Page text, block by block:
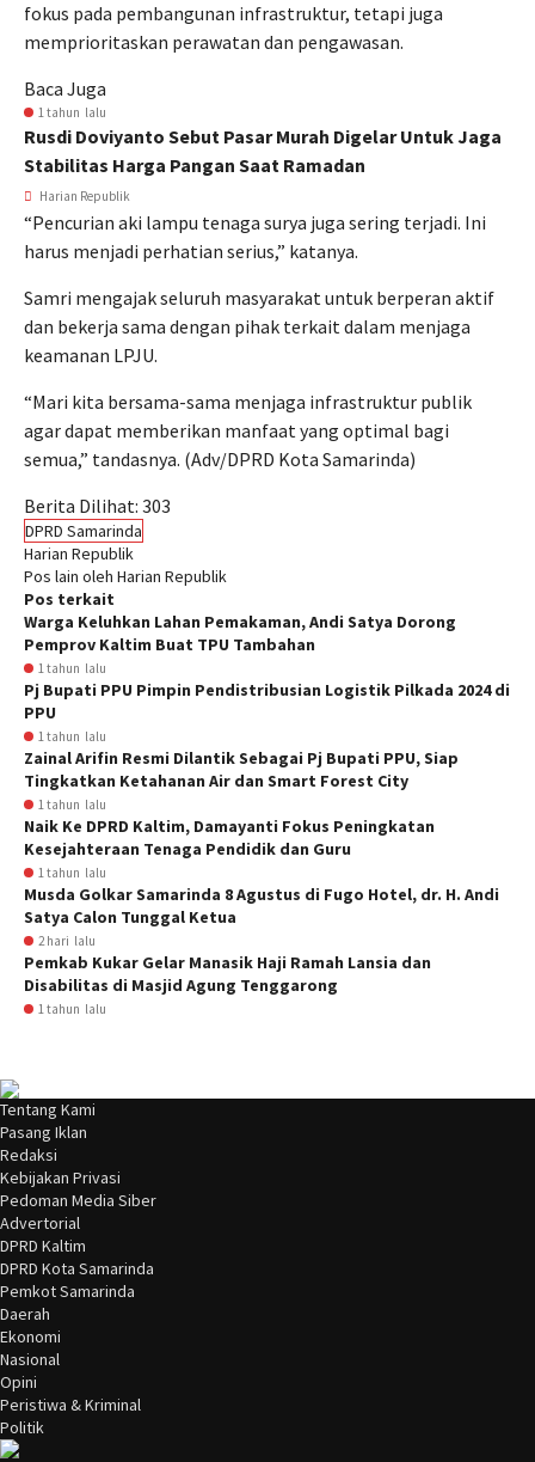
fokus pada pembangunan infrastruktur, tetapi juga
memprioritaskan perawatan dan pengawasan.
Baca Juga
1 tahun lalu
Rusdi Doviyanto Sebut Pasar Murah Digelar Untuk Jaga
Stabilitas Harga Pangan Saat Ramadan
Harian Republik
“Pencurian aki lampu tenaga surya juga sering terjadi. Ini
harus menjadi perhatian serius,” katanya.
Samri mengajak seluruh masyarakat untuk berperan aktif
dan bekerja sama dengan pihak terkait dalam menjaga
keamanan LPJU.
“Mari kita bersama-sama menjaga infrastruktur publik
agar dapat memberikan manfaat yang optimal bagi
semua,” tandasnya. (Adv/DPRD Kota Samarinda)
Berita Dilihat: 303
DPRD Samarinda
Harian Republik
Pos lain oleh Harian Republik
Pos terkait
Warga Keluhkan Lahan Pemakaman, Andi Satya Dorong
Pemprov Kaltim Buat TPU Tambahan
1 tahun lalu
Pj Bupati PPU Pimpin Pendistribusian Logistik Pilkada 2024 di
PPU
1 tahun lalu
Zainal Arifin Resmi Dilantik Sebagai Pj Bupati PPU, Siap
Tingkatkan Ketahanan Air dan Smart Forest City
1 tahun lalu
Naik Ke DPRD Kaltim, Damayanti Fokus Peningkatan
Kesejahteraan Tenaga Pendidik dan Guru
1 tahun lalu
Musda Golkar Samarinda 8 Agustus di Fugo Hotel, dr. H. Andi
Satya Calon Tunggal Ketua
2 hari lalu
Pemkab Kukar Gelar Manasik Haji Ramah Lansia dan
Disabilitas di Masjid Agung Tenggarong
1 tahun lalu
Tentang Kami
Pasang Iklan
Redaksi
Kebijakan Privasi
Pedoman Media Siber
Advertorial
DPRD Kaltim
DPRD Kota Samarinda
Pemkot Samarinda
Daerah
Ekonomi
Nasional
Opini
Peristiwa & Kriminal
Politik